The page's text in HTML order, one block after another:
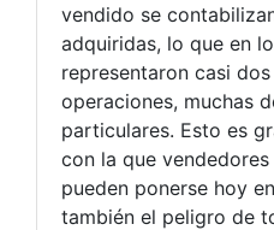
vendido se
adquiridas, lo que en
representaron casi
operaciones, muchas
particulares. Esto es
con la que
pueden ponerse hoy
también el peligro de